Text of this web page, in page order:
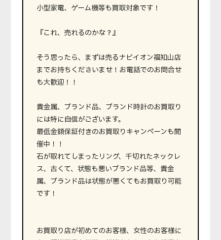
小型家電、ゲーム機等も買取対象です！
『これ、売れるのかな？』
そう思ったら、まずは売るナビイオン福知山店
までお持ちくださいませ！お電話でのお問合せ
も大歓迎！！
貴金属、ブランド品、ブランド時計のお買取り
には特に自信がございます。
最低金額保証付きのお買取りキャンペーンも開
催中！！
石が取れてしまったリング、千切れたネックレ
ス、古くて、状態も悪いブランド品等、貴金
属、ブランド品は状態が悪くてもお買取り可能
です！
お買取り店が初めてのお客様、女性のお客様に